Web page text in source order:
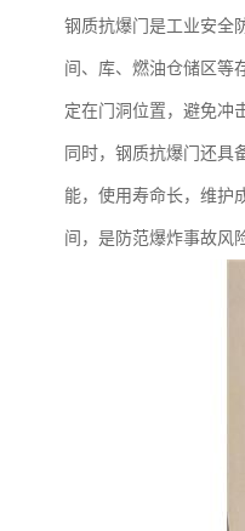
钢质抗爆门是工业安全
间、库、燃油仓储区等
定在门洞位置，避免冲
同时，钢质抗爆门还具
能，使用寿命长，维护
间，是防范爆炸事故风